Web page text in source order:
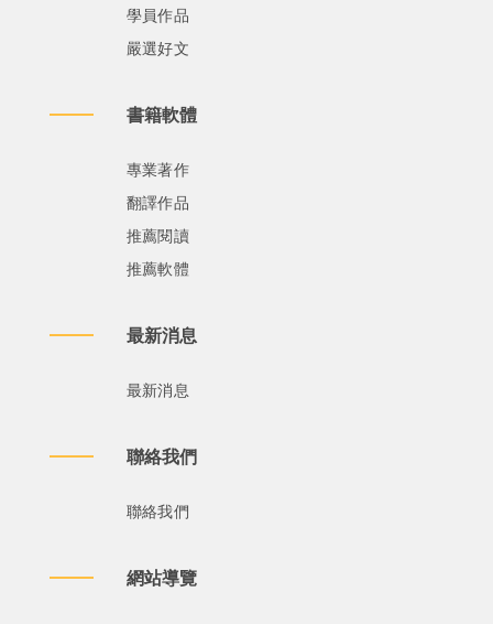
學員作品
嚴選好文
書籍軟體
專業著作
翻譯作品
推薦閱讀
推薦軟體
最新消息
最新消息
聯絡我們
聯絡我們
網站導覽